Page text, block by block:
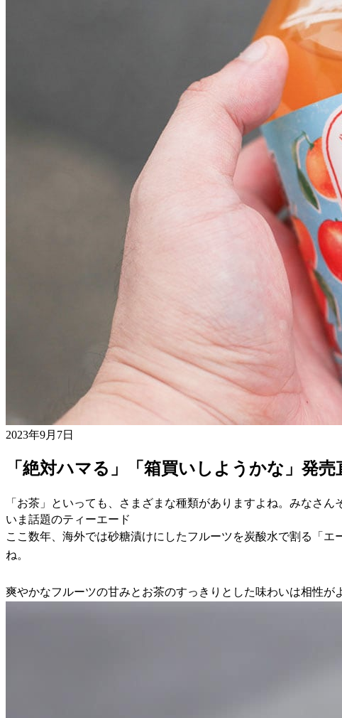
2023年9月7日
「絶対ハマる」「箱買いしようかな」発
「お茶」といっても、さまざまな種類がありますよね。みなさ
いま話題のティーエード
ここ数年、海外では砂糖漬けにしたフルーツを炭酸水で割る「
ね。
爽やかなフルーツの甘みとお茶のすっきりとした味わいは相性